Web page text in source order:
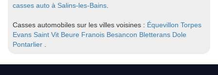
casses auto à Salins-les-Bains
Casses automobiles sur les villes voisines : Équevillon Torpes
Evans Saint Vit Beure Franois Besancon Bletterans Dole
Pontarlier